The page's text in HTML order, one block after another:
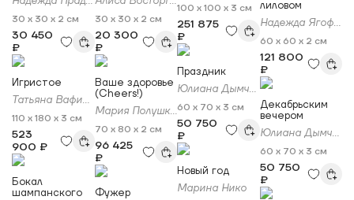
30 x 30 x 2 см
30 450
₽
Игристое
Татьяна Вафина
110 x 180 x 3 см
523
900 ₽
Бокал
шампанского
30 x 30 x 2 см
20 300
₽
Ваше здоровье
(Cheers!)
Мария Полушкина
70 x 80 x 2 см
96 425
₽
Фужер
100 x 100 x 3 см
251 875
₽
Праздник
Юлиана Дымченко
60 x 70 x 3 см
50 750
₽
Новый год
Марина Нико
лиловом
Надежда Ягофарова
60 x 60 x 2 см
121 800
₽
Декабрьским
вечером
Юлиана Дымченко
60 x 70 x 3 см
50 750
₽